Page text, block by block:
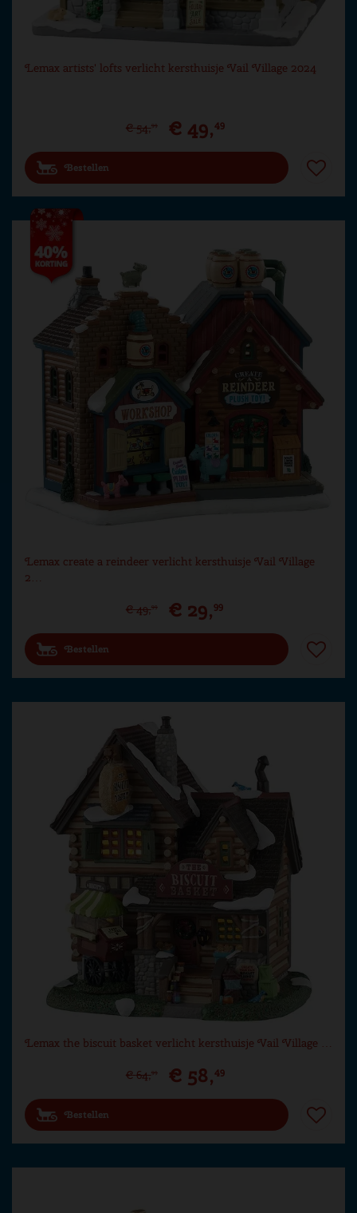
Lemax artists' lofts verlicht kersthuisje Vail Village 2024
€ 54,99 € 49,49
Bestellen
Lemax create a reindeer verlicht kersthuisje Vail Village
2…
€ 49,99 € 29,99
Bestellen
Lemax the biscuit basket verlicht kersthuisje Vail Village …
€ 64,99 € 58,49
Bestellen